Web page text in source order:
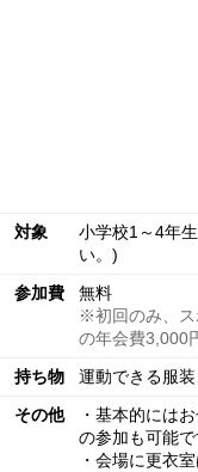
対象
小学校1～4年
い。)
参加費
無料
※初回のみ、ス
の年会費3,000
持ち物
運動できる服
その他
・基本的には
の参加も可能で
・会場に更衣